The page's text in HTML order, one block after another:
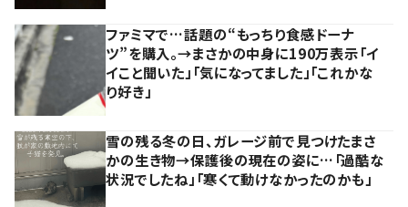
ファミマで…話題の“もっちり食感ドーナ
ツ”を購入。→まさかの中身に190万表示「イ
イこと聞いた」「気になってました」「これかな
り好き」
雪の残る冬の日、ガレージ前で見つけたまさ
かの生き物→保護後の現在の姿に…「過酷な
状況でしたね」「寒くて動けなかったのかも」